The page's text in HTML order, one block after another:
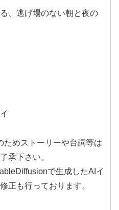
、逃げ場のない朝と夜の
めストーリーや台詞等は
承下さい。
で生成したAIイ
正も行っております。